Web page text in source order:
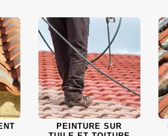
PEINTURE SUR